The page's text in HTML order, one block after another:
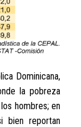
Dominicana,
la pobreza
hombres; en
bien reportan